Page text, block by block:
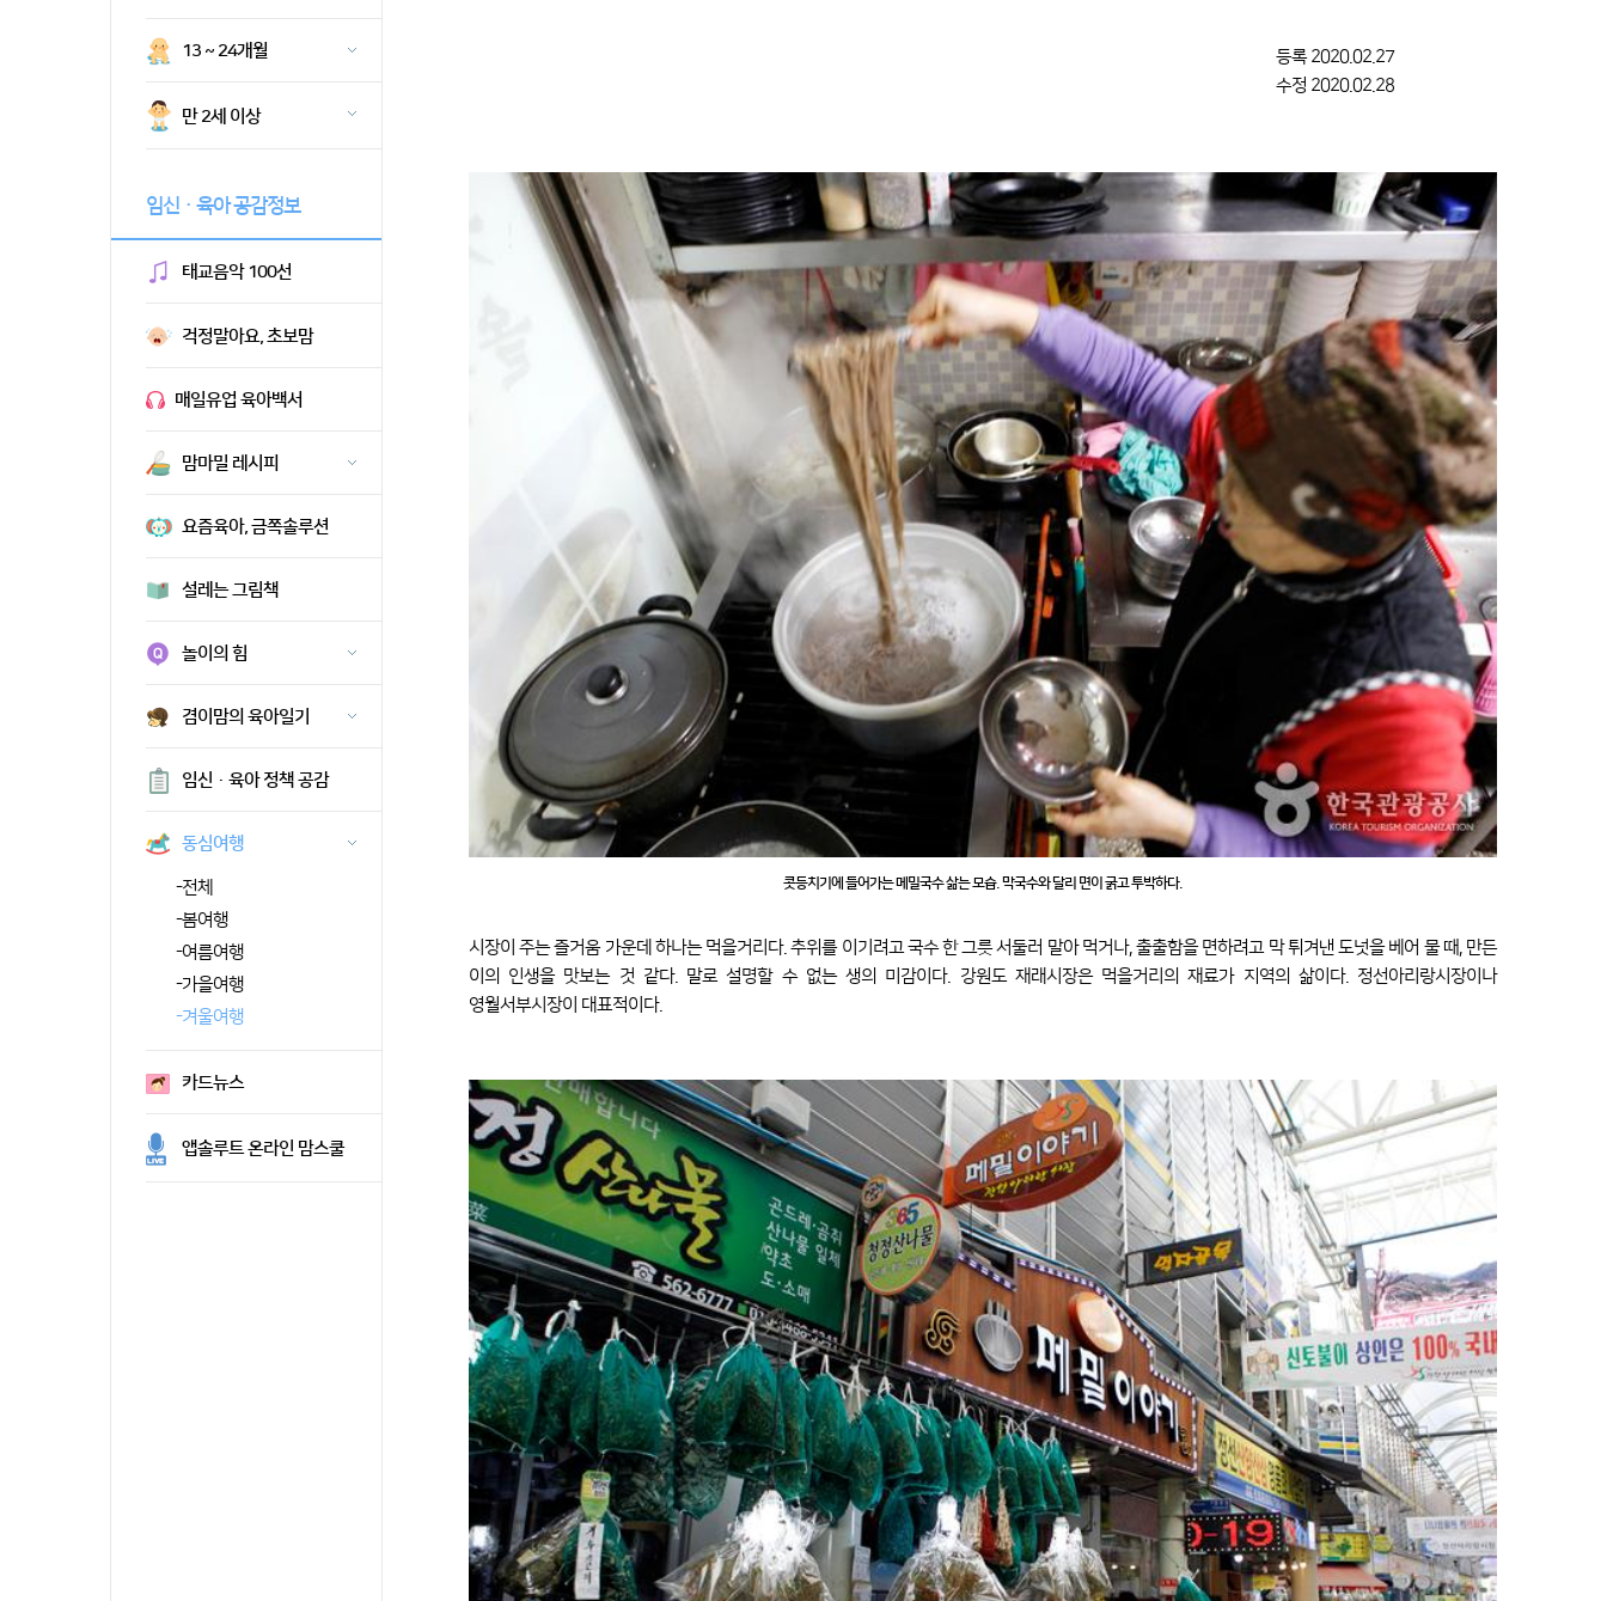
13 ~ 24개월
만 2세 이상
임신ㆍ육아 공감정보
태교음악 100선
걱정말아요, 초보맘
매일유업 육아백서
맘마밀 레시피
요즘육아, 금쪽솔루션
설레는 그림책
놀이의 힘
겸이맘의 육아일기
임신·육아 정책 공감
동심여행
-전체
-봄여행
-여름여행
-가을여행
-겨울여행
카드뉴스
앱솔루트 온라인 맘스쿨
등록2020.02.27
수정 2020.02.28
콧등치기에 들어가는 메밀국수 삶는 모습. 막국수와 달리 면이 굵고 투박하다.
시장이 주는 즐거움 가운데 하나는 먹을거리다. 추위를 이기려고 국수 한 그릇 서둘러 말아 먹거나, 출출함을 면하려고 막 튀겨낸 도넛을 베어 물 때, 만든
이의 인생을 맛보는 것 같다. 말로 설명할 수 없는 생의 미감이다. 강원도 재래시장은 먹을거리의 재료가 지역의 삶이다. 정선아리랑시장이나
영월서부시장이 대표적이다.